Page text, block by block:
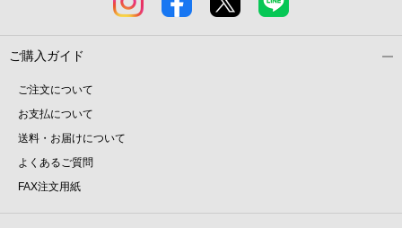
ご購入ガイド
ご注文について
お支払について
送料・お届けについて
よくあるご質問
FAX注文用紙